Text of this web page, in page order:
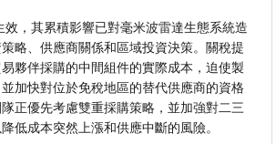
效，其累積影響已對毫米波雷達生態系統造
略、供應商關係和區域投資決策。關稅提
夥伴採購的中間組件的實際成本，迫使製
加快對位於免稅地區的替代供應商的資格
正優先考慮雙重採購策略，並加強對二三
低成本突然上漲和供應中斷的風險。